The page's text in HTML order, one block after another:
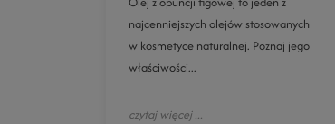
najcenniejszych olejów stosowanych
w kosmetyce naturalnej. Poznaj jego
właściwości...
czytaj więcej ...